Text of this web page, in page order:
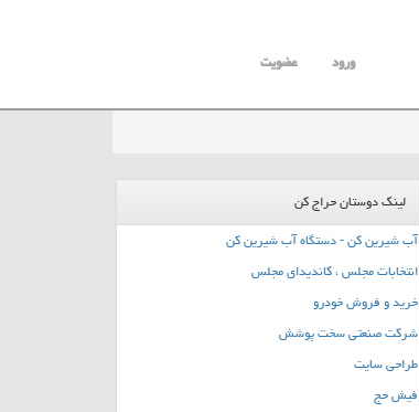
ورود عضویت
لینک دوستان حراج کن
آب شیرین کن - دستگاه آب شیرین کن
انتخابات مجلس ، کاندیدای مجلس
خرید و فروش خودرو
شرکت صنعتی سخت پوشش
طراحی سایت
فیش حج